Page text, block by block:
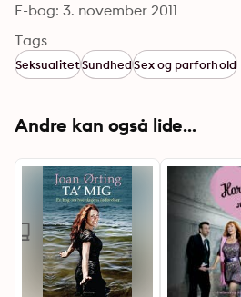
E-bog: 3. november 2011
Tags
SeksualitetSundhedSex og parforhold
Andre kan også lide...